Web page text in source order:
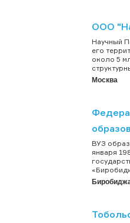
ООО
Научный
его
около 5
Москва
ВУЗ
января